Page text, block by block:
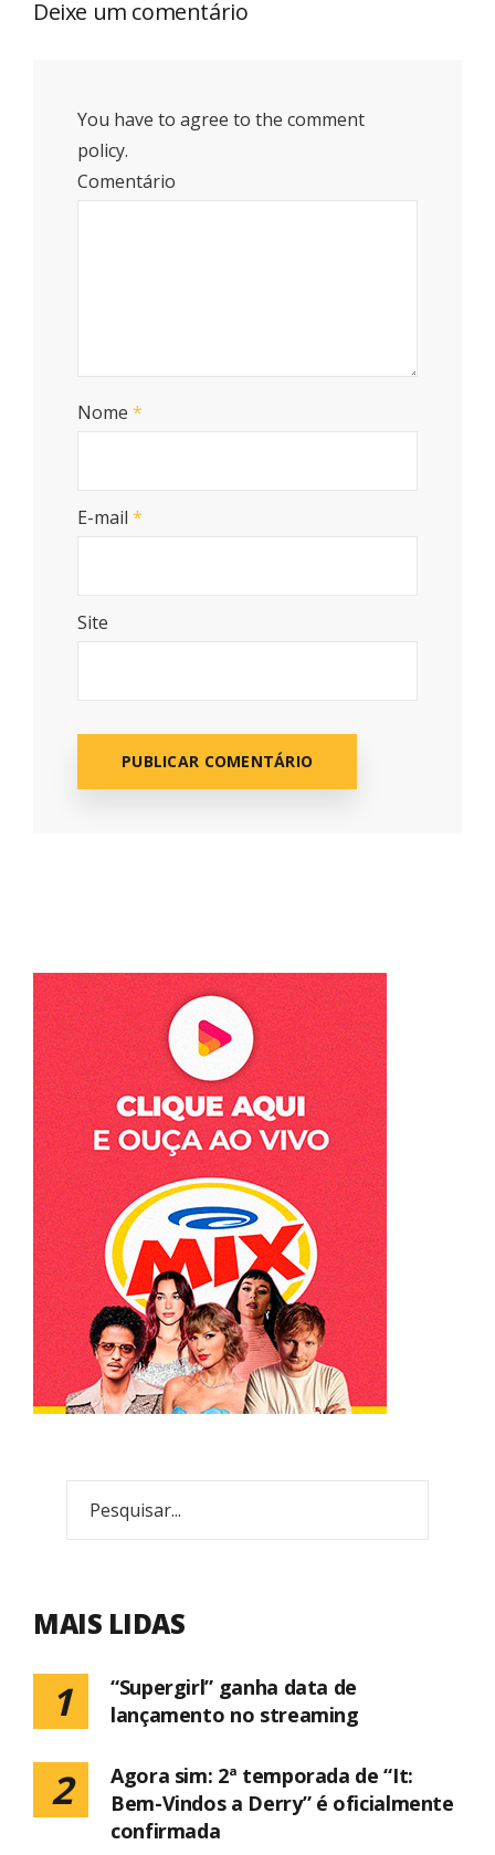
Deixe um comentário
You have to agree to the comment
policy.
Comentário
Nome *
E-mail *
Site
MAIS LIDAS
1
“Supergirl” ganha data de
lançamento no streaming
2
Agora sim: 2ª temporada de “It:
Bem-Vindos a Derry” é oficialmente
confirmada